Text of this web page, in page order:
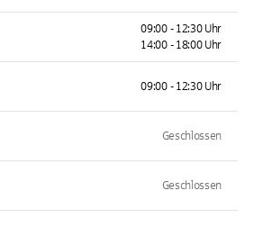
09:00 - 12:30 Uhr
14:00 - 18:00 Uhr
09:00 - 12:30 Uhr
Geschlossen
Geschlossen